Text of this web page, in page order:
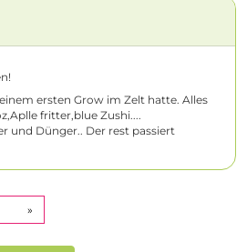
ersten Grow im Zelt hatte. Alles
fritter,blue Zushi....
und Dünger.. Der rest passiert
»